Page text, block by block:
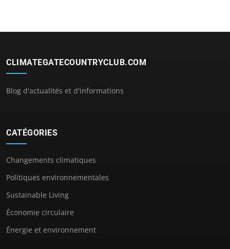
CLIMATEGATECOUNTRYCLUB.COM
Blog d'actualités et d'informations
CATÉGORIES
Changements climatiques
Politiques environnementales
Sustainable Living
Économie circulaire
Énergie et environnement